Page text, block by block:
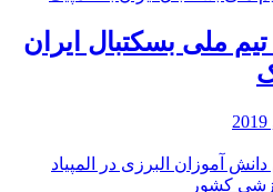
تیم ملی بسکتبال ایران